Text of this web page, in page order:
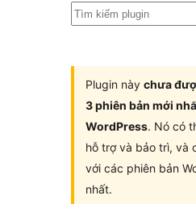
Tìm
Plugin này chưa
3 phiên bản mới
WordPress. Nó có
hỗ trợ và bảo trì, và
với các phiên bản
nhất.